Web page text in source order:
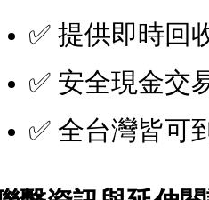
✅ 提供即時回
✅ 安全現金交
✅ 全台灣皆可